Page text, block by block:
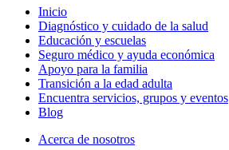
Inicio
Diagnóstico y cuidado de la salud
Educación y escuelas
Seguro médico y ayuda económica
Apoyo para la familia
Transición a la edad adulta
Encuentra servicios, grupos y eventos
Blog
Acerca de nosotros